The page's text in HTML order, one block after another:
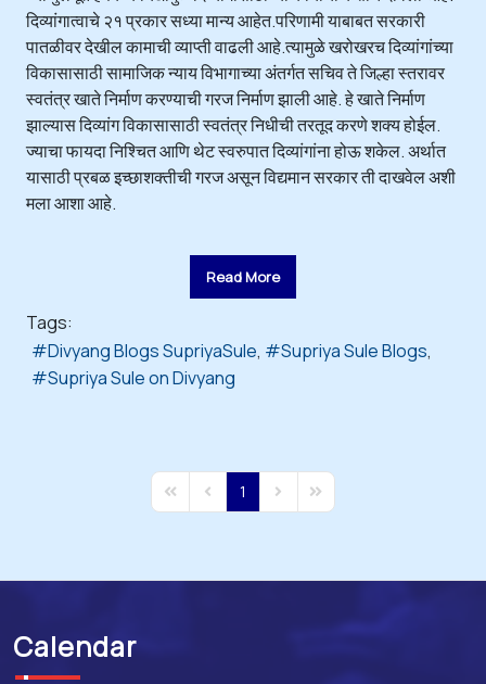
दिव्यांगात्वाचे २१ प्रकार सध्या मान्य आहेत.परिणामी याबाबत सरकारी
पातळीवर देखील कामाची व्याप्ती वाढली आहे.त्यामुळे खरोखरच दिव्यांगांच्या
विकासासाठी सामाजिक न्याय विभागाच्या अंतर्गत सचिव ते जिल्हा स्तरावर
स्वतंत्र खाते निर्माण करण्याची गरज निर्माण झाली आहे. हे खाते निर्माण
झाल्यास दिव्यांग विकासासाठी स्वतंत्र निधीची तरतूद करणे शक्य होईल.
ज्याचा फायदा निश्चित आणि थेट स्वरुपात दिव्यांगांना होऊ शकेल. अर्थात
यासाठी प्रबळ इच्छाशक्तीची गरज असून विद्यमान सरकार ती दाखवेल अशी
मला आशा आहे.
Read More
Tags:
Divyang Blogs SupriyaSule
Supriya Sule Blogs
Supriya Sule on Divyang
First PagePrevious Page
1 Next PageLast Page
Calendar